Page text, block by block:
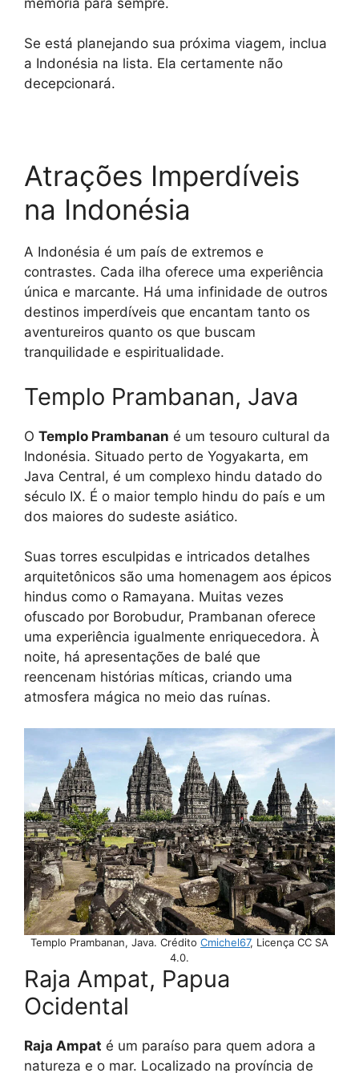
Se está planejando sua próxima viagem, inclua
a Indonésia na lista. Ela certamente não
decepcionará.
Atrações Imperdíveis
na Indonésia
A Indonésia é um país de extremos e
contrastes. Cada ilha oferece uma experiência
única e marcante. Há uma infinidade de outros
destinos imperdíveis que encantam tanto os
aventureiros quanto os que buscam
tranquilidade e espiritualidade.
Templo Prambanan, Java
O Templo Prambanan é um tesouro cultural da
Indonésia. Situado perto de Yogyakarta, em
Java Central, é um complexo hindu datado do
século IX. É o maior templo hindu do país e um
dos maiores do sudeste asiático.
Suas torres esculpidas e intricados detalhes
arquitetônicos são uma homenagem aos épicos
hindus como o Ramayana. Muitas vezes
ofuscado por Borobudur, Prambanan oferece
uma experiência igualmente enriquecedora. À
noite, há apresentações de balé que
reencenam histórias míticas, criando uma
atmosfera mágica no meio das ruínas.
Templo Prambanan, Java. Crédito Cmichel67, Licença CC SA
4.0.
Raja Ampat, Papua
Ocidental
Raja Ampat é um paraíso para quem adora a
natureza e o mar. Localizado na província de